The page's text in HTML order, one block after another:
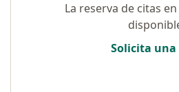
La reserva de citas
Solicita una